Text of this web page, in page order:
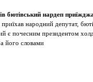
бютівський нардеп
приїхав народний депутат,
є почесним президентом
його словами